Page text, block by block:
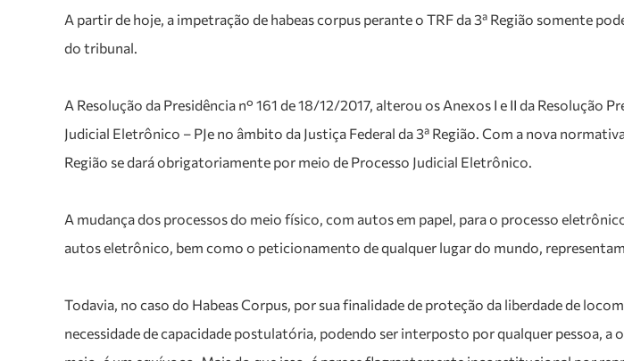
A partir de hoje, a impetração de habeas corpus perante o TRF da 3ª Região somente
do tribunal.
A Resolução da Presidência n° 161 de 18/12/2017, alterou os Anexos I e II da Resolução
Judicial Eletrônico – PJe no âmbito da Justiça Federal da 3ª Região. Com a nova
Região se dará obrigatoriamente por meio de Processo Judicial Eletrônico.
A mudança dos processos do meio físico, com autos em papel, para o processo
autos eletrônico, bem como o peticionamento de qualquer lugar do mundo,
Todavia, no caso do Habeas Corpus, por sua finalidade de proteção da liberdade de
necessidade de capacidade postulatória, podendo ser interposto por qualquer pessoa,